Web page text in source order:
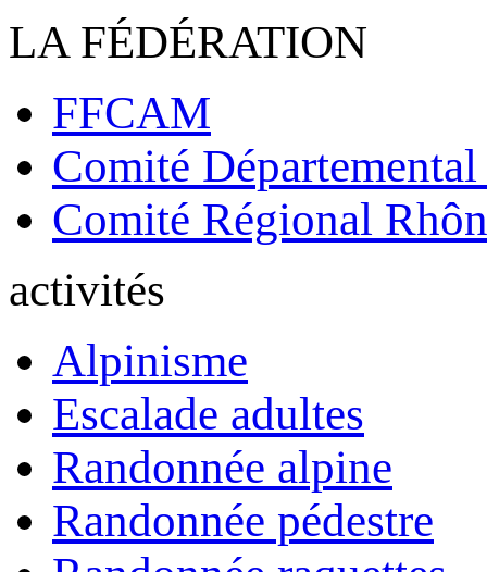
LA FÉDÉRATION
FFCAM
Comité
Comité Régional
activités
Alpinisme
Escalade adultes
Randonnée alpine
Randonnée pédestre